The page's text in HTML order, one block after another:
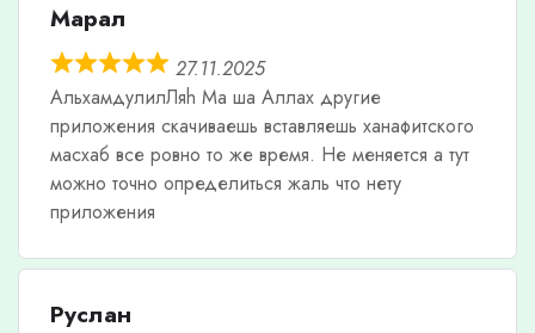
Марал
27.11.2025
АльхамдулилЛяh Ма ша Аллах другие
приложения скачиваешь вставляешь ханафитского
масхаб все ровно то же время. Не меняется а тут
можно точно определиться жаль что нету
приложения
Руслан